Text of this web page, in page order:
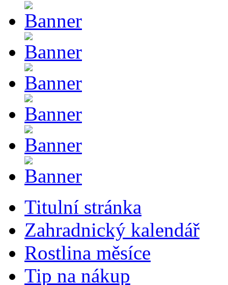
Titulní stránka
Zahradnický kalendář
Rostlina měsíce
Tip na nákup